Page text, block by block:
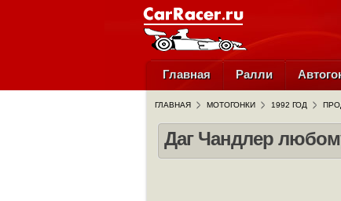
Главная Ралли
ГЛАВНАЯ МОТОГОНКИ 1992 ГОД
Даг Чандлер